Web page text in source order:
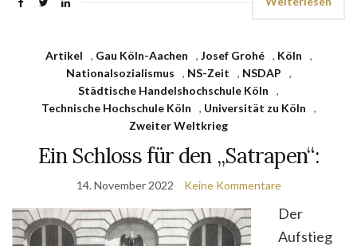
Artikel , Gau Köln-Aachen , Josef Grohé , Köln
,
Nationalsozialismus
, NS-Zeit , NSDAP
,
Städtische Handelshochschule Köln
,
Technische Hochschule Köln
, Universität zu Köln
,
Zweiter Weltkrieg
Ein Schloss für den „Satrapen“:
14. November 2022 Keine Kommentare
Der
Aufstieg